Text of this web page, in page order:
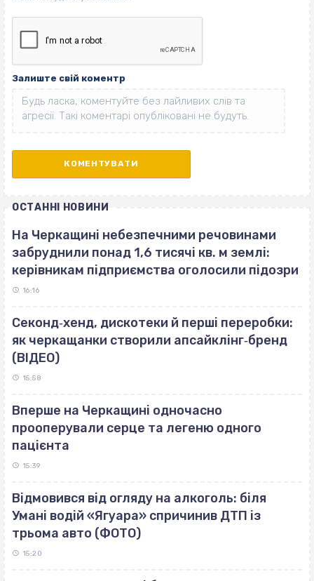
Залиште свій коментр
ОСТАННІ НОВИНИ
На Черкащині небезпечними речовинами
забруднили понад 1,6 тисячі кв. м землі:
керівникам підприємства оголосили підозри
16:16
Секонд‐хенд, дискотеки й перші переробки:
як черкащанки створили апсайклінг‐бренд
(ВІДЕО)
15:58
Вперше на Черкащині одночасно
прооперували серце та легеню одного
пацієнта
15:39
Відмовився від огляду на алкоголь: біля
Умані водій «Ягуара» спричинив ДТП із
трьома авто (ФОТО)
15:20